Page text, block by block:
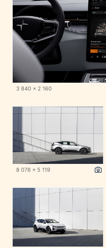
3 840 x 2 160
8 078 x 5 119